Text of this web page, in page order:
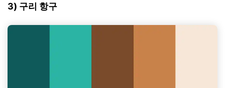
3) 구리 항구